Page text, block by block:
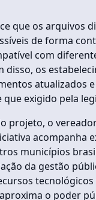
que os arquivos
de forma
com
disso, os
atualizados
exigido pela
projeto, o
acompanha
municípios
da gestão
o poder